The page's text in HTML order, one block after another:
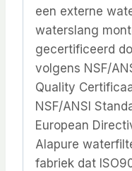
een externe
waterslang
gecertificeerd
volgens NSF/
Quality
NSF/ANSI
European
Alapure
fabriek dat